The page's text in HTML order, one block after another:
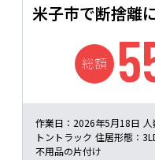
米子市で断捨離
総額
作業日： 2026年5月18日 人
トントラック 住居形態：
不用品の片付け